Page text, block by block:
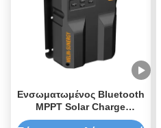
Ενσωματωμένος Bluetooth
MPPT Solar Charge
Controller με 520W/12V